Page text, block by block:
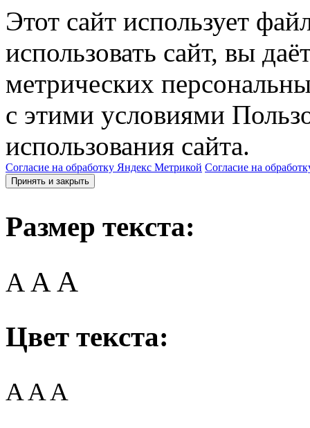
Этот сайт использует
использовать сайт, вы
метрических
с этими условиями
использования сайта.
Согласие на обработку Яндекс Метрикой Согласие на
Принять и закрыть
Размер текста:
A AA
Цвет текста:
AAA